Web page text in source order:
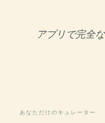
アプリで完全
あなただけのキュレーター